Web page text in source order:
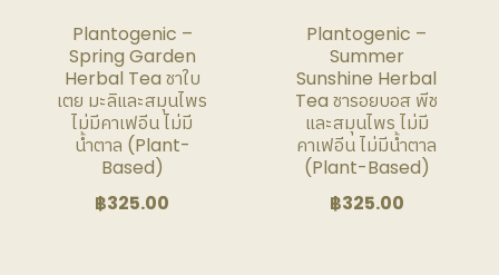
chosen
on
the
product
page
Plantogenic –
Spring Garden
Herbal Tea ชาใบ
เตย มะลิและสมุนไพร
ไม่มีคาเฟอีน ไม่มี
น้ำตาล (Plant-
Based)
฿325.00
Plantogenic –
Summer
Sunshine Herbal
Tea ชารอยบอส พีช
และสมุนไพร ไม่มี
คาเฟอีน ไม่มีน้ำตาล
(Plant-Based)
฿325.00